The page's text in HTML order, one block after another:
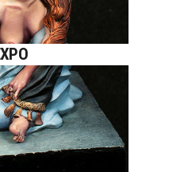
convient
de peinture de
sur mesure.